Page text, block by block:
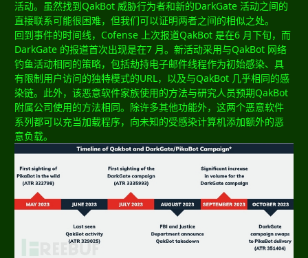
活动。虽然找到QakBot 威胁行为者和新的DarkGate 活动之间的
直接联系可能很困难，但我们可以证明两者之间的相似之处。
回到事件的时间线，Cofense 上次报道QakBot 是在6 月下旬，而
DarkGate 的报道首次出现是在7 月。新活动采用与QakBot 网络
钓鱼活动相同的策略，包括劫持电子邮件线程作为初始感染、具
有限制用户访问的独特模式的URL，以及与QakBot 几乎相同的感
染链。此外，该恶意软件家族使用的方法与研究人员预期QakBot
附属公司使用的方法相同。除许多其他功能外，这两个恶意软件
系列都可以充当加载程序，向未知的受感染计算机添加额外的恶
意负载。